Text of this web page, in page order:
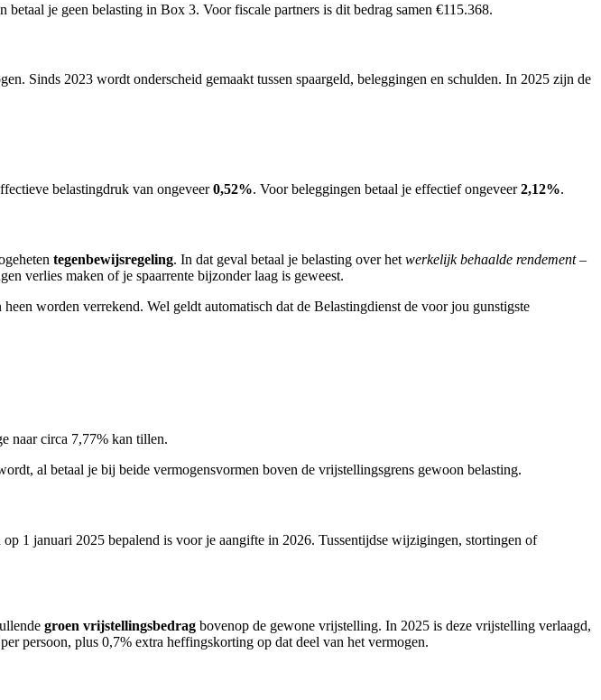
betaal je geen belasting in Box 3. Voor fiscale partners is dit bedrag samen €115.368.
Sinds 2023 wordt onderscheid gemaakt tussen spaargeld, beleggingen en schulden. In 2025 zijn de
belastingdruk van ongeveer0,52%. Voor beleggingen betaal je effectief ongeveer2,12%.
tegenbewijsregeling. In dat geval betaal je belasting over het werkelijk behaalde rendement–
verlies maken of je spaarrente bijzonder laag is geweest.
heen worden verrekend. Wel geldt automatisch dat de Belastingdienst de voor jou gunstigste
naar circa 7,77% kan tillen.
al betaal je bij beide vermogensvormen boven de vrijstellingsgrens gewoon belasting.
1 januari 2025 bepalend is voor je aangifte in 2026. Tussentijdse wijzigingen, stortingen of
groen vrijstellingsbedrag bovenop de gewone vrijstelling. In 2025 is deze vrijstelling verlaagd,
persoon, plus 0,7% extra heffingskorting op dat deel van het vermogen.